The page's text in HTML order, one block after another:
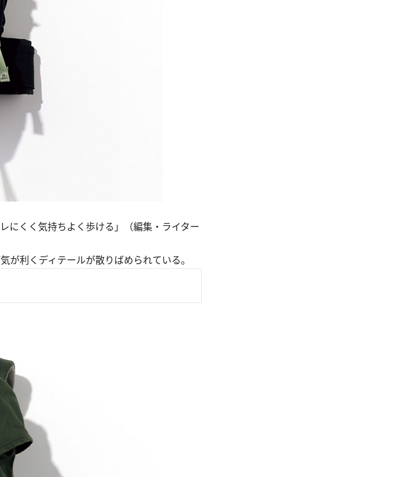
にくく気持ちよく歩ける」（編集・ライター
利くディテールが散りばめられている。